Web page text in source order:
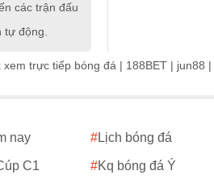
các trận đấu
tự động.
xem trực tiếp bóng đá | 188BET | jun88 |
nay
C1
#Lịch bóng đá
#Kq bóng đá Ý